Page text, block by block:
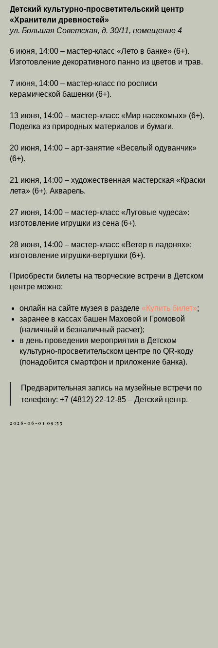
Детский культурно-просветительский центр
«Хранители древностей»
ул. Большая Советская, д. 30/11, помещение 4
6 июня, 14:00 – мастер-класс «Лето в банке» (6+).
Изготовление декоративного панно из цветов и трав.
7 июня, 14:00 – мастер-класс по росписи
керамической башенки (6+).
13 июня, 14:00 – мастер-класс «Мир насекомых» (6+).
Поделка из природных материалов и бумаги.
20 июня, 14:00 – арт-занятие «Веселый одуванчик»
(6+).
21 июня, 14:00 – художественная мастерская «Краски
лета» (6+). Акварель.
27 июня, 14:00 – мастер-класс «Луговые чудеса»:
изготовление игрушки из сена (6+).
28 июня, 14:00 – мастер-класс «Ветер в ладонях»:
изготовление игрушки-вертушки (6+).
Приобрести билеты на творческие встречи в Детском
центре можно:
онлайн на сайте музея в разделе «Купить билет»;
заранее в кассах башен Маховой и Громовой
(наличный и безналичный расчет);
в день проведения мероприятия в Детском
культурно-просветительском центре по QR-коду
(понадобится смартфон и приложение банка).
Предварительная запись на музейные встречи по
телефону: +7 (4812) 22-12-85 – Детский центр.
2026-06-01 09:55